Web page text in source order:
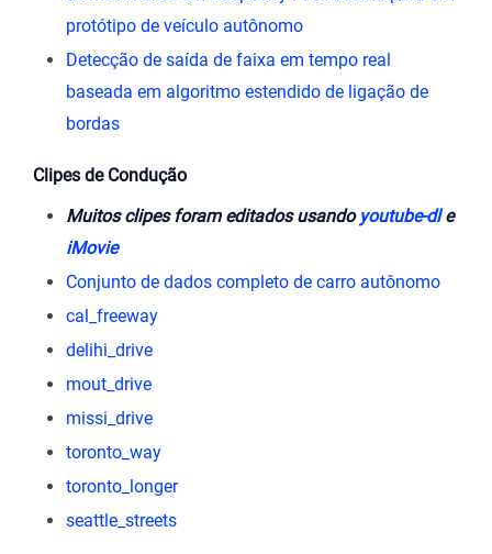
protótipo de veículo autônomo
Detecção de saída de faixa em tempo real
baseada em algoritmo estendido de ligação de
bordas
Clipes de Condução
Muitos clipes foram editados usando youtube-dle
iMovie
Conjunto de dados completo de carro autônomo
cal_freeway
delihi_drive
mout_drive
missi_drive
toronto_way
toronto_longer
seattle_streets